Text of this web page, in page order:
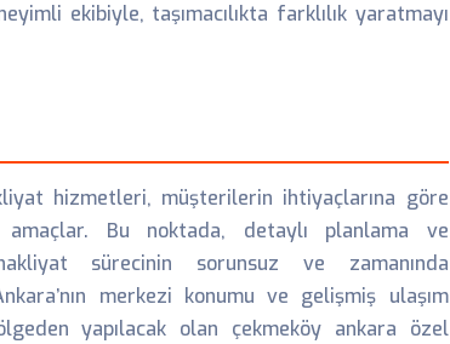
ekibiyle, taşımacılıkta farklılık yaratmayı
hizmetleri, müşterilerin ihtiyaçlarına göre
amaçlar. Bu noktada, detaylı planlama ve
sürecinin sorunsuz ve zamanında
merkezi konumu ve gelişmiş ulaşım
yapılacak olan çekmeköy ankara özel